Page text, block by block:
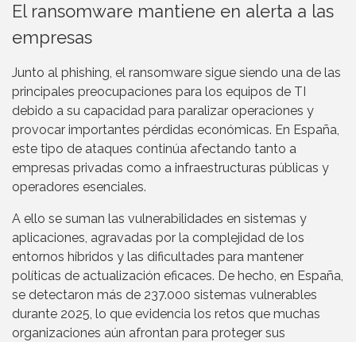
El ransomware mantiene en alerta a las
empresas
Junto al phishing, el ransomware sigue siendo una de las
principales preocupaciones para los equipos de TI
debido a su capacidad para paralizar operaciones y
provocar importantes pérdidas económicas. En España,
este tipo de ataques continúa afectando tanto a
empresas privadas como a infraestructuras públicas y
operadores esenciales.
A ello se suman las vulnerabilidades en sistemas y
aplicaciones, agravadas por la complejidad de los
entornos híbridos y las dificultades para mantener
políticas de actualización eficaces. De hecho, en España,
se detectaron más de 237.000 sistemas vulnerables
durante 2025, lo que evidencia los retos que muchas
organizaciones aún afrontan para proteger sus